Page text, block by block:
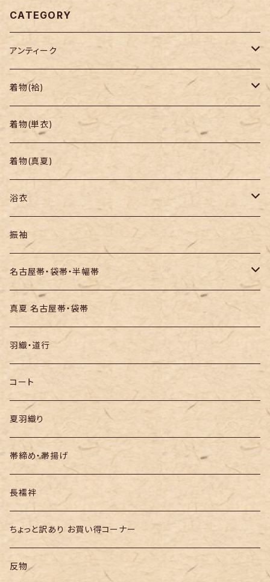
CATEGORY
アンティーク
着物
帯
羽織り・道行
着物(袷)
小紋
色無地・江戸小紋
紬
訪問着・付下
お召し
着物(単衣)
着物(真夏)
浴衣
セオα・ポリ
木綿・綿麻
絞りの浴衣
振袖
名古屋帯・袋帯・半幅帯
名古屋帯
袋帯
半幅帯
真夏 名古屋帯・袋帯
羽織・道行
コート
夏羽織り
帯締め・帯揚げ
長襦袢
ちょっと訳あり お買い得コーナー
反物